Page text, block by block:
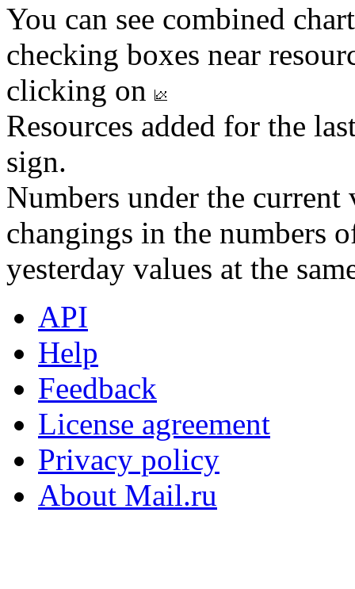
You can see combined
checking boxes near
clicking on
Resources added for the
sign.
Numbers under the
changings in the numbers
yesterday values at the
API
Help
Feedback
License agreement
Privacy policy
About Mail.ru